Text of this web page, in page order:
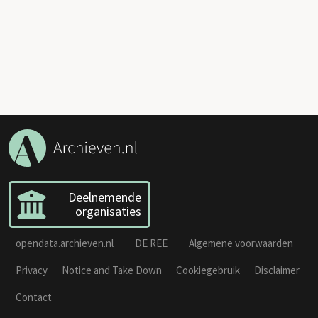
Deelnemende
organisaties
opendata.archieven.nl DE REE
Algemene voorwaarden
Privacy
Notice and Take Down Cookiegebruik
Disclaimer
Contact